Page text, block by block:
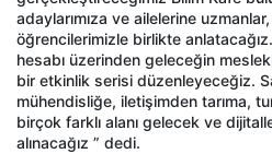
adaylarımıza ve ailelerine
öğrencilerimizle birlikte
hesabı üzerinden geleceğin
bir etkinlik serisi düzenleyeceğiz.
mühendisliğe, iletişimden tarıma,
birçok farklı alanı gelecek ve
alınacağız ” dedi.